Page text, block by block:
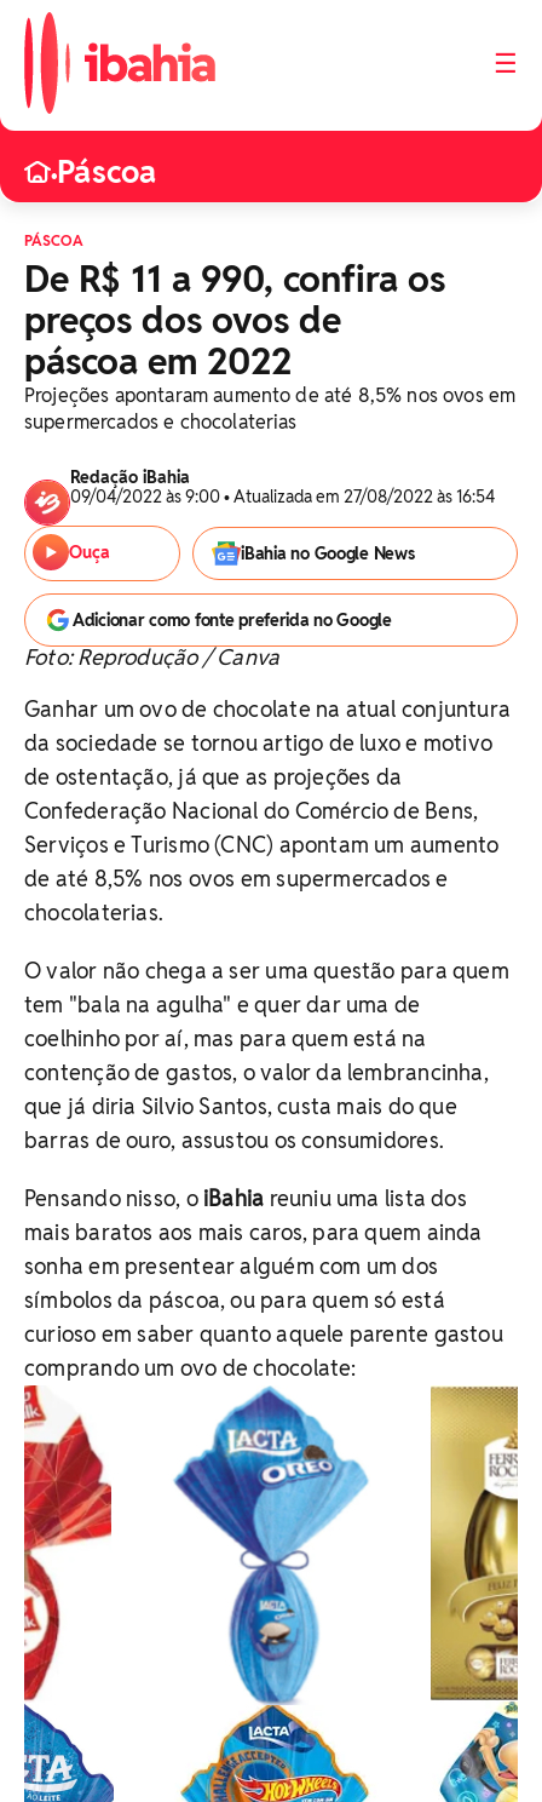
☰
•Páscoa
PÁSCOA
De R$ 11 a 990, confira os
preços dos ovos de
páscoa em 2022
Projeções apontaram aumento de até 8,5% nos ovos em
supermercados e chocolaterias
Redação iBahia
09/04/2022 às 9:00 • Atualizada em 27/08/2022 às 16:54
Ouça iBahia no Google News
Adicionar como fonte preferida no Google
Foto: Reprodução / Canva
Ganhar um ovo de chocolate na atual conjuntura
da sociedade se tornou artigo de luxo e motivo
de ostentação, já que as projeções da
Confederação Nacional do Comércio de Bens,
Serviços e Turismo (CNC) apontam um aumento
de até 8,5% nos ovos em supermercados e
chocolaterias.
O valor não chega a ser uma questão para quem
tem "bala na agulha" e quer dar uma de
coelhinho por aí, mas para quem está na
contenção de gastos, o valor da lembrancinha,
que já diria Silvio Santos, custa mais do que
barras de ouro, assustou os consumidores.
Pensando nisso, o iBahia reuniu uma lista dos
mais baratos aos mais caros, para quem ainda
sonha em presentear alguém com um dos
símbolos da páscoa, ou para quem só está
curioso em saber quanto aquele parente gastou
comprando um ovo de chocolate: